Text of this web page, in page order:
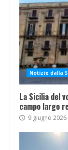
Notizie dalla
La Sicilia del
campo largo
9 giugno 2026